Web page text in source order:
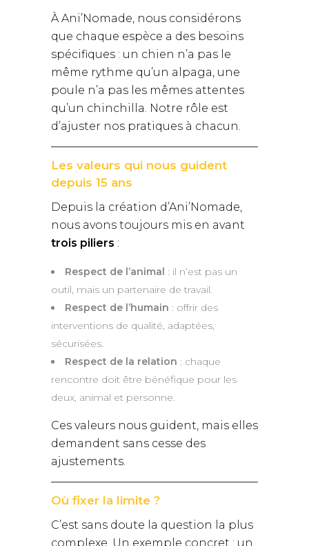
À Ani’Nomade, nous considérons
que chaque espèce a des besoins
spécifiques : un chien n’a pas le
même rythme qu’un alpaga, une
poule n’a pas les mêmes attentes
qu’un chinchilla. Notre rôle est
d’ajuster nos pratiques à chacun.
Les valeurs qui nous guident
depuis 15 ans
Depuis la création d’Ani’Nomade,
nous avons toujours mis en avant
trois piliers :
Respect de l’animal : il n’est pas un
outil, mais un partenaire de travail.
Respect de l’humain : offrir des
interventions de qualité, adaptées,
sécurisées.
Respect de la relation : chaque
rencontre doit être bénéfique pour les
deux, animal et personne.
Ces valeurs nous guident, mais elles
demandent sans cesse des
ajustements.
Où fixer la limite ?
C’est sans doute la question la plus
complexe. Un exemple concret : un